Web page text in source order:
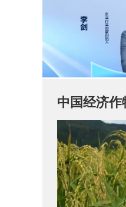
中国经济